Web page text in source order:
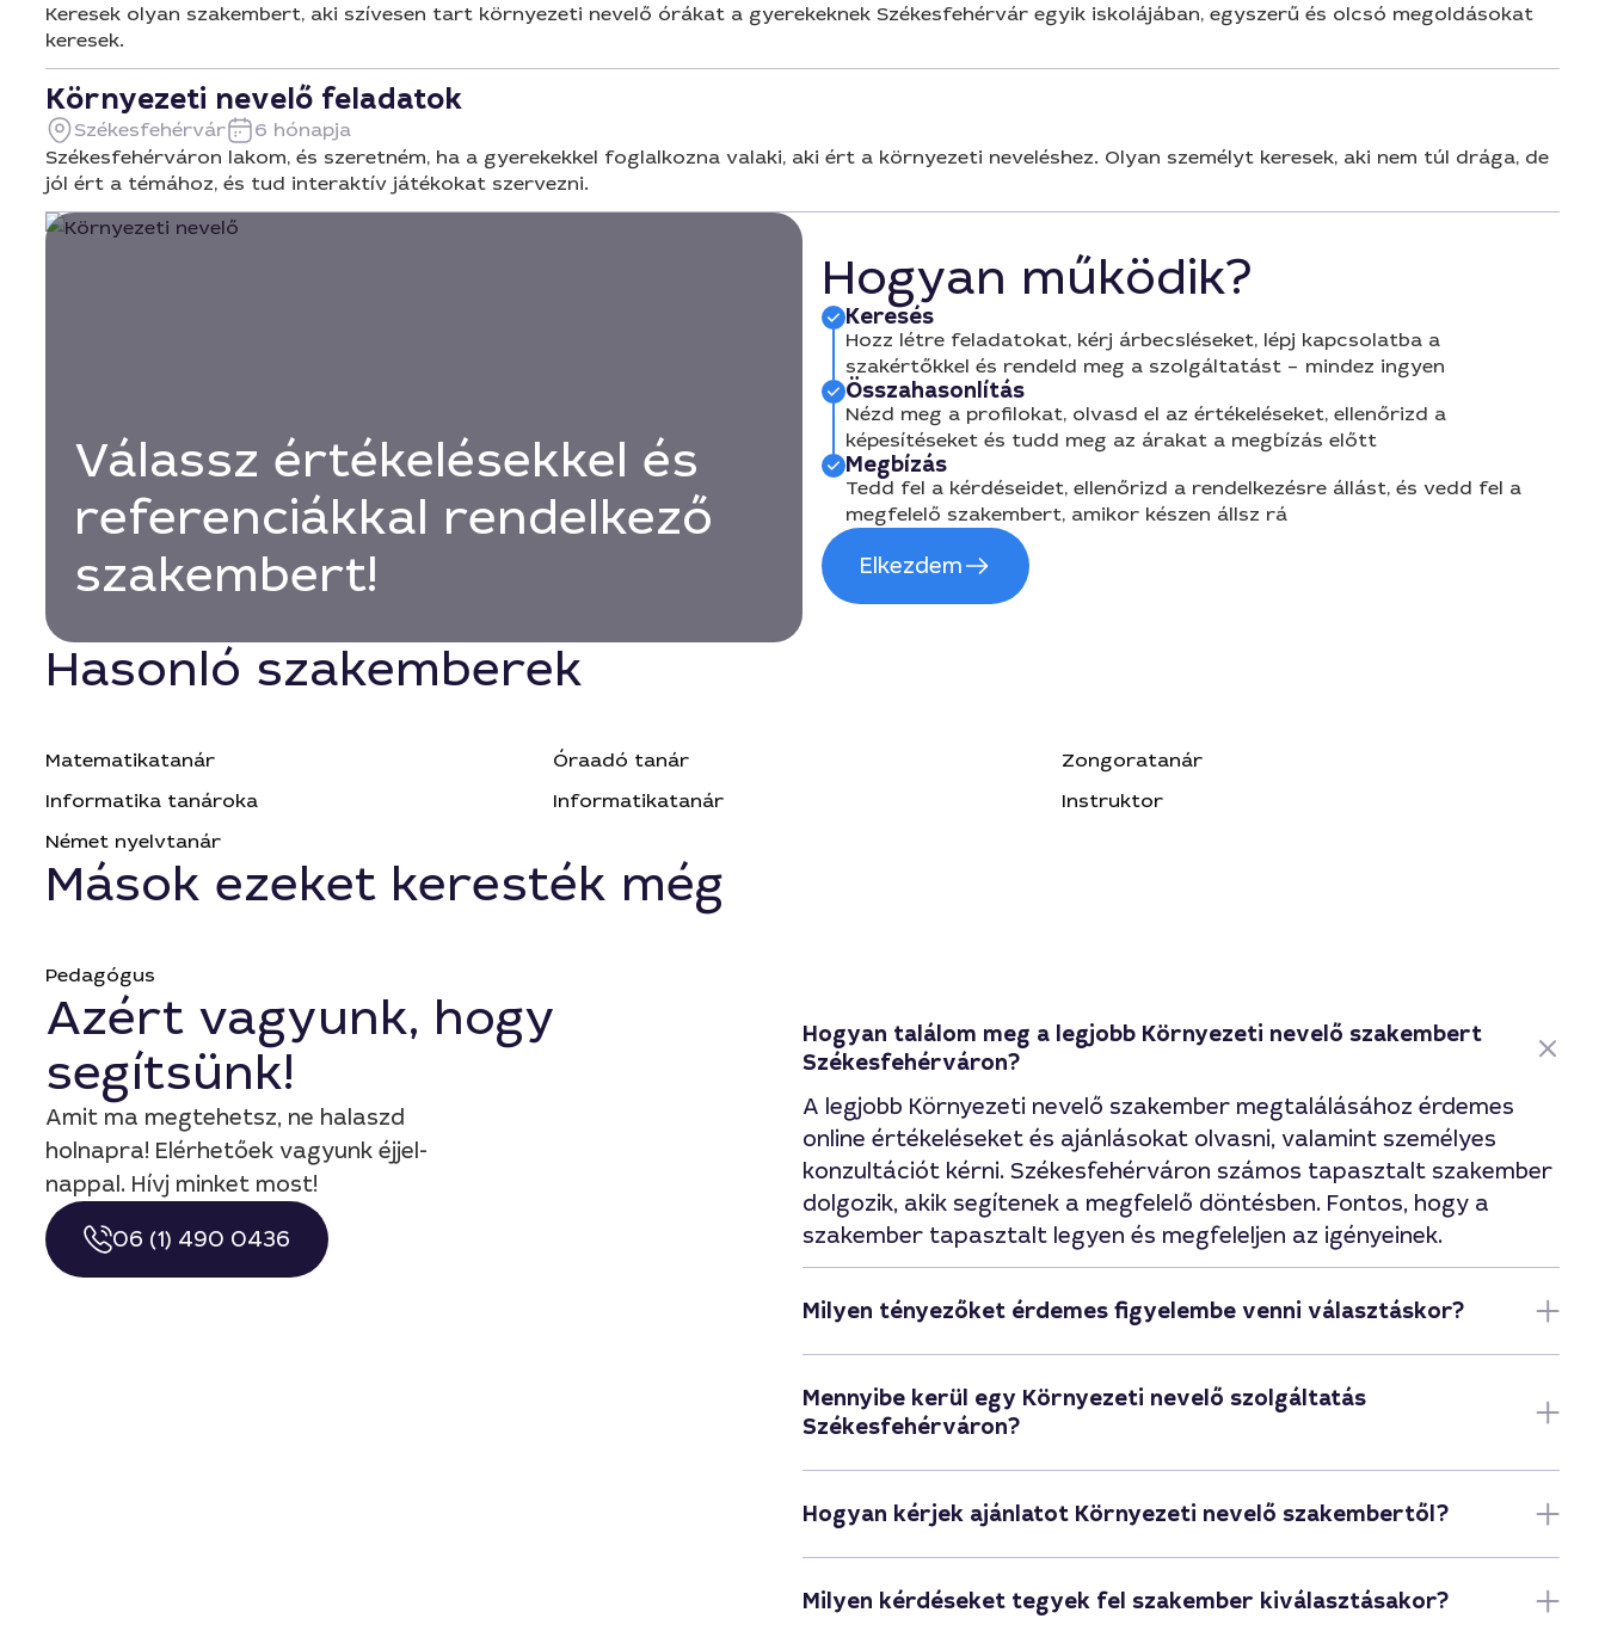
Keresek olyan szakembert, aki szívesen tart környezeti nevelő órákat a gyerekeknek Székesfehérvár egyik iskolájában, egyszerű és olcsó megoldásokat
keresek.
Környezeti nevelő feladatok
Székesfehérvár
6 hónapja
Székesfehérváron lakom, és szeretném, ha a gyerekekkel foglalkozna valaki, aki ért a környezeti neveléshez. Olyan személyt keresek, aki nem túl drága, de
jól ért a témához, és tud interaktív játékokat szervezni.
Válassz értékelésekkel és
referenciákkal rendelkező
szakembert!
Hogyan működik?
Keresés
Hozz létre feladatokat, kérj árbecsléseket, lépj kapcsolatba a
szakértőkkel és rendeld meg a szolgáltatást – mindez ingyen
Összahasonlítás
Nézd meg a profilokat, olvasd el az értékeléseket, ellenőrizd a
képesítéseket és tudd meg az árakat a megbízás előtt
Megbízás
Tedd fel a kérdéseidet, ellenőrizd a rendelkezésre állást, és vedd fel a
megfelelő szakembert, amikor készen állsz rá
Elkezdem
Hasonló szakemberek
Matematikatanár Óraadó tanár
Zongoratanár
Informatika tanároka
Informatikatanár
Instruktor
Német nyelvtanár
Mások ezeket keresték még
Pedagógus
Azért vagyunk, hogy
segítsünk!
Amit ma megtehetsz, ne halaszd
holnapra! Elérhetőek vagyunk éjjel-
nappal. Hívj minket most!
06 (1) 490 0436
Hogyan találom meg a legjobb Környezeti nevelő szakembert
Székesfehérváron?
A legjobb Környezeti nevelő szakember megtalálásához érdemes
online értékeléseket és ajánlásokat olvasni, valamint személyes
konzultációt kérni. Székesfehérváron számos tapasztalt szakember
dolgozik, akik segítenek a megfelelő döntésben. Fontos, hogy a
szakember tapasztalt legyen és megfeleljen az igényeinek.
Milyen tényezőket érdemes figyelembe venni választáskor?
Mennyibe kerül egy Környezeti nevelő szolgáltatás
Székesfehérváron?
Hogyan kérjek ajánlatot Környezeti nevelő szakembertől?
Milyen kérdéseket tegyek fel szakember kiválasztásakor?